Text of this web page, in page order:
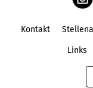
Kontakt
Links